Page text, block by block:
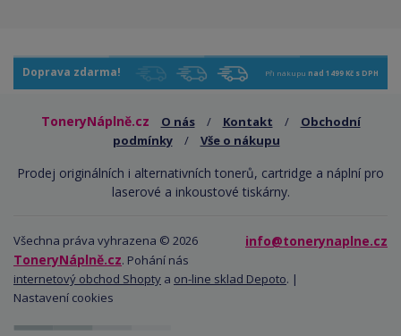
Doprava zdarma! Při nákupu nad 1499 Kč s DPH
ToneryNáplně.cz O nás / Kontakt /
Obchodní
podmínky
/ Vše o nákupu
Prodej originálních i alternativních tonerů, cartridge a náplní pro
laserové a inkoustové tiskárny.
info@tonerynaplne.cz
Všechna práva vyhrazena © 2026
ToneryNáplně.cz. Pohání nás
internetový obchod Shopty a on-line sklad Depoto. |
Nastavení cookies